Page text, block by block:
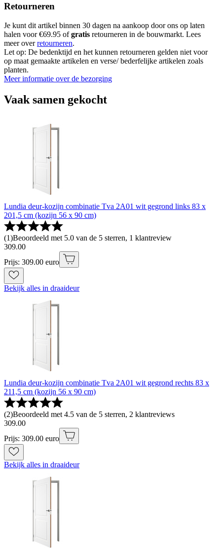
Retourneren
Je kunt dit artikel binnen 30 dagen na aankoop door ons op laten
halen voor €69.95 ofgratis retourneren in de bouwmarkt. Lees
meer overretourneren.
Let op: De bedenktijd en het kunnen retourneren gelden niet voor
op maat gemaakte artikelen en verse/ bederfelijke artikelen zoals
planten.
Meer informatie over de bezorging
Vaak samen gekocht
Lundia deur-kozijn combinatie Tva 2A01 wit gegrond links 83 x
201,5 cm (kozijn 56 x 90 cm)
(1)Beoordeeld met 5.0 van de 5 sterren, 1 klantreview
309.00
Prijs: 309.00 euro
Bekijk alles in draaideur
Lundia deur-kozijn combinatie Tva 2A01 wit gegrond rechts 83 x
211,5 cm (kozijn 56 x 90 cm)
(2)Beoordeeld met 4.5 van de 5 sterren, 2 klantreviews
309.00
Prijs: 309.00 euro
Bekijk alles in draaideur